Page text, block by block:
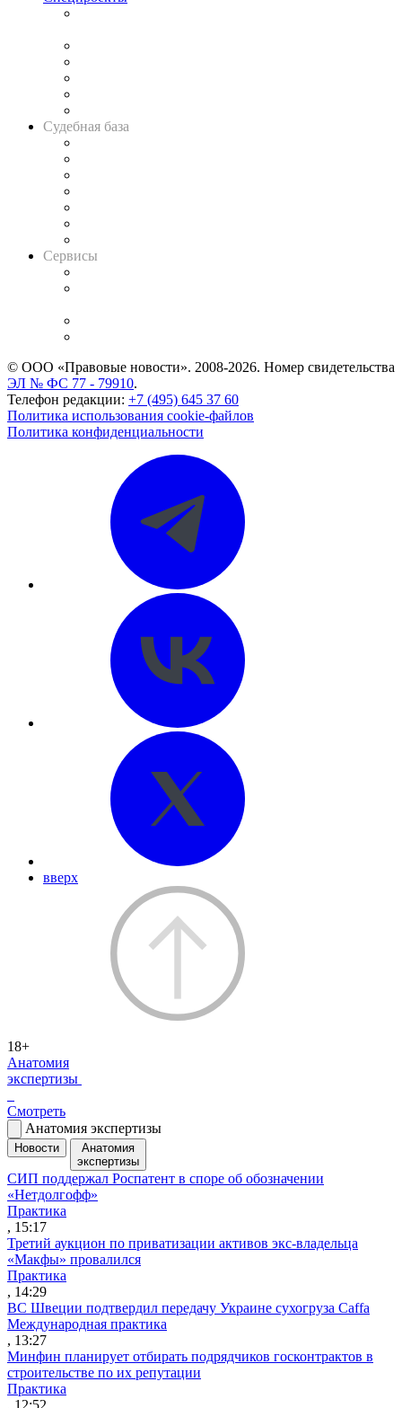
Судебная база
Сервисы
© ООО «Правовые новости». 2008-2026. Номер свидетельства
ЭЛ № ФС 77 - 79910.
Телефон редакции: +7 (495) 645 37 60
Политика использования cookie-файлов
Политика конфиденциальности
вверх
18+
Анатомия
экспертизы
Смотреть
Анатомия экспертизы
Новости
Анатомия
экспертизы
СИП поддержал Роспатент в споре об обозначении
«Нетдолгофф»
Практика
, 15:17
Третий аукцион по приватизации активов экс-владельца
«Макфы» провалился
Практика
, 14:29
ВС Швеции подтвердил передачу Украине сухогруза Caffa
Международная практика
, 13:27
Минфин планирует отбирать подрядчиков госконтрактов в
строительстве по их репутации
Практика
, 12:52